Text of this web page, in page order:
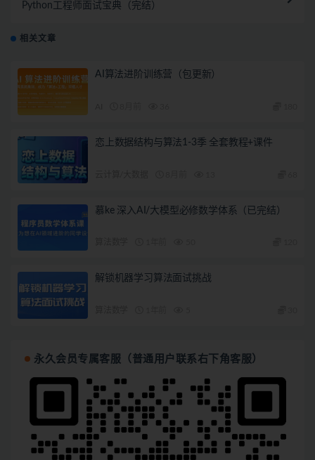
Python工程师面试宝典（完结）
相关文章
AI算法进阶训练营（包更新）
恋上数据结构与算法1-3季 全套教程+课件
慕ke 深入AI/大模型必修数学体系（已完结）
解锁机器学习算法面试挑战
永久会员专属客服（普通用户联系右下角客服）